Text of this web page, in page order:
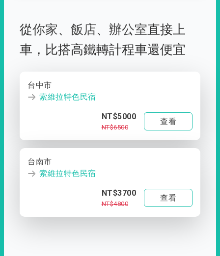
從你家、 飯店、 辦公室直接上
車， 比搭高鐵轉計程車還便宜
台中市
索維拉特色民宿
NT$5000
NT$6500
查看
台南市
索維拉特色民宿
NT$3700
NT$4800
查看